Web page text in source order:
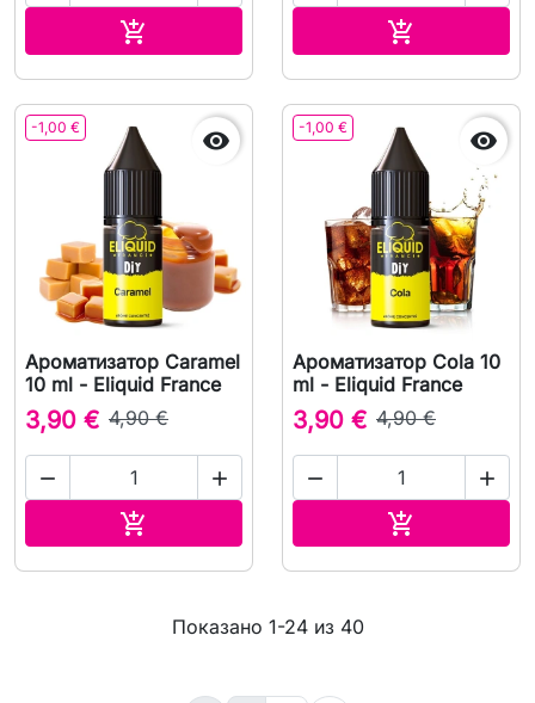
 
-1,00 € 
Ароматизатор Caramel
10 ml - Eliquid France
3,90 € 4,90 €
 

-1,00 € 
Ароматизатор Cola 10
ml - Eliquid France
3,90 € 4,90 €
 

Показано 1-24 из 40